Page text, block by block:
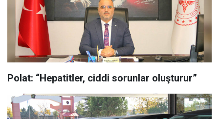
Polat: “Hepatitler, ciddi sorunlar oluşturur”